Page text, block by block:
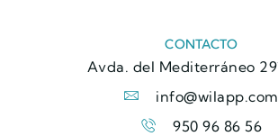
CONTACTO
Avda. del Mediterráneo
info@wilapp.com
950 96 86 56